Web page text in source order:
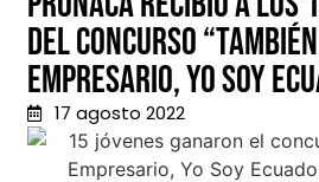
del concurso
Empresario, Yo Soy
17 agosto 2022